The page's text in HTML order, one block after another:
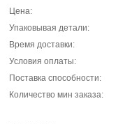
Цена:
Упаковывая детали:
Время доставки:
Условия оплаты:
Поставка способности:
Количество мин заказа: